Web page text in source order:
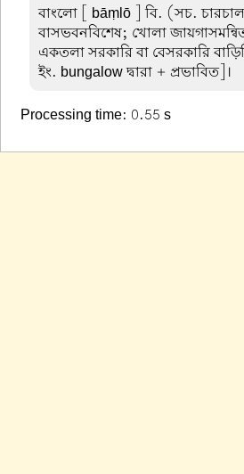
বাংলো [ bāṃlō ] বি. (সচ.
বাসভবনবিশেষ; খোলা
একতলা সরকারি বা বেসরকারি
ইং. bungalow দ্বারা + প্রভাবিত]।
Processing time: 0.55 s